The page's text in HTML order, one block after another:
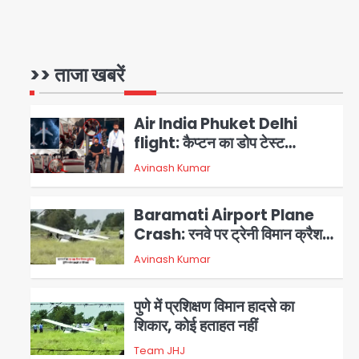
>> ताजा खबरें
1
2
Air India Phuket Delhi
flight: कैप्टन का डोप टेस्ट
पॉजिटिव, 17 घायल; DGCA जांच
जारी
Avinash Kumar
3
Baramati Airport Plane
Crash: रनवे पर ट्रेनी विमान क्रैश,
जांच शुरू
Avinash Kumar
4
पुणे में प्रशिक्षण विमान हादसे का
शिकार, कोई हताहत नहीं
Team JHJ